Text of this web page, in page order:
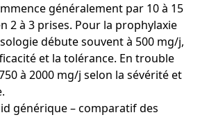
généralement par 10 à 15
2 à 3 prises. Pour la prophylaxie
débute souvent à 500 mg/j,
et la tolérance. En trouble
à 2000 mg/j selon la sévérité et
générique – comparatif des